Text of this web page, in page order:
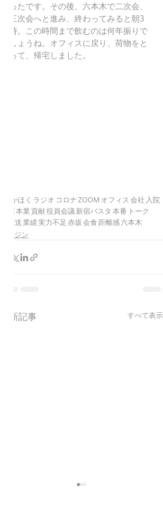
ったです。その後、六本木で二次会、
三次会へと進み、終わってみると朝3
時。この時間まで飲むのは何年振りで
しょうね。オフィスに戻り、荷物をと
って、帰宅しました。
FMかほく ラジオ コロナZOOM オフィス 会社 入院
出演本業貢献役員会議新宿バスタ 本番 トーク
再放送業績実力不足 赤坂 会食 距離感六本木
のとジン
最新記事 すべて表示